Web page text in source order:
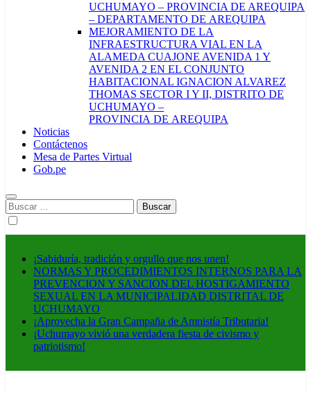
UCHUMAYO – PROVINCIA DE AREQUIPA
– DEPARTAMENTO DE AREQUIPA
MEJORAMIENTO DE LA
INFRAESTRUCTURA VIAL EN LA
ALAMEDA CUAJONE AVENIDA 1 Y
AVENIDA 2 EN EL CONJUNTO
HABITACIONAL IGNACION ALVAREZ
THOMAS SECTOR I Y II, DISTRITO DE
UCHUMAYO –
PROVINCIA DE AREQUIPA
Noticias
Contáctenos
Mesa de Partes Virtual
Gob.pe
Buscar:
¡Sabiduría, tradición y orgullo que nos unen!
NORMAS Y PROCEDIMIENTOS INTERNOS PARA LA
PREVENCION Y SANCION DEL HOSTIGAMIENTO
SEXUAL EN LA MUNICIPALIDAD DISTRITAL DE
UCHUMAYO
¡Aprovecha la Gran Campaña de Amnistía Tributaria!
¡Uchumayo vivió una verdadera fiesta de civismo y
patriotismo!